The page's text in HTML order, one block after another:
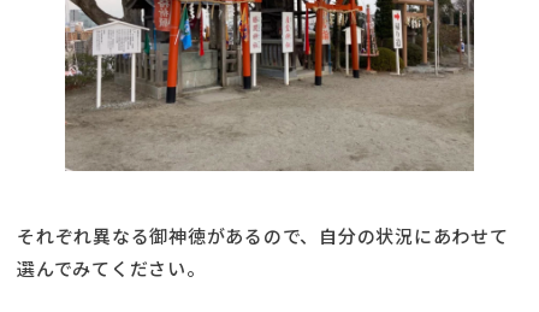
それぞれ異なる御神徳があるので、自分の状況にあわせて
選んでみてください。